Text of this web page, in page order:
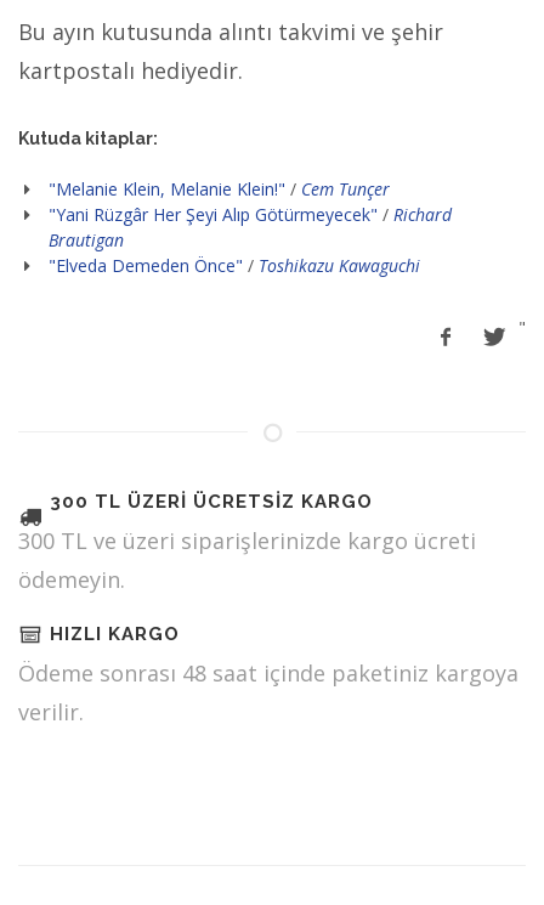
Bu ayın kutusunda alıntı takvimi ve şehir
kartpostalı hediyedir.
Kutuda kitaplar:
"Melanie Klein, Melanie Klein!" / Cem Tunçer
"Yani Rüzgâr Her Şeyi Alıp Götürmeyecek" / Richard
Brautigan
"Elveda Demeden Önce" / Toshikazu Kawaguchi
"
300 TL ÜZERİ ÜCRETSİZ KARGO
300 TL ve üzeri siparişlerinizde kargo ücreti
ödemeyin.
HIZLI KARGO
Ödeme sonrası 48 saat içinde paketiniz kargoya
verilir.